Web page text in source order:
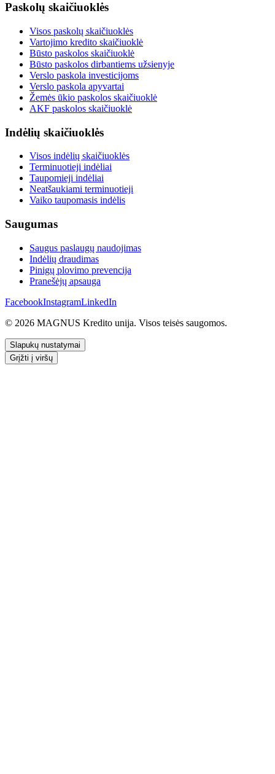
Paskolų skaičiuoklės
Visos paskolų skaičiuoklės
Vartojimo kredito skaičiuoklė
Būsto paskolos skaičiuoklė
Būsto paskolos dirbantiems užsienyje
Verslo paskola investicijoms
Verslo paskola apyvartai
Žemės ūkio paskolos skaičiuoklė
AKF paskolos skaičiuoklė
Indėlių skaičiuoklės
Visos indėlių skaičiuoklės
Terminuotieji indėliai
Taupomieji indėliai
Neatšaukiami terminuotieji
Vaiko taupomasis indėlis
Saugumas
Saugus paslaugų naudojimas
Indėlių draudimas
Pinigų plovimo prevencija
Pranešėjų apsauga
FacebookInstagramLinkedIn
© 2026 MAGNUS Kredito unija. Visos teisės saugomos.
Slapukų nustatymai
Grįžti į viršų